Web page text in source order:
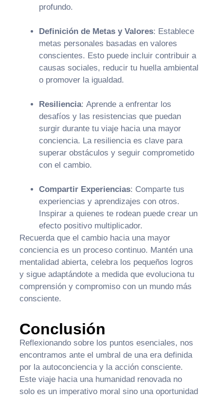
profundo.
Definición de Metas y Valores: Establece
metas personales basadas en valores
conscientes. Esto puede incluir contribuir a
causas sociales, reducir tu huella ambiental
o promover la igualdad.
Resiliencia: Aprende a enfrentar los
desafíos y las resistencias que puedan
surgir durante tu viaje hacia una mayor
conciencia. La resiliencia es clave para
superar obstáculos y seguir comprometido
con el cambio.
Compartir Experiencias: Comparte tus
experiencias y aprendizajes con otros.
Inspirar a quienes te rodean puede crear un
efecto positivo multiplicador.
Recuerda que el cambio hacia una mayor
conciencia es un proceso continuo. Mantén una
mentalidad abierta, celebra los pequeños logros
y sigue adaptándote a medida que evoluciona tu
comprensión y compromiso con un mundo más
consciente.
Conclusión
Reflexionando sobre los puntos esenciales, nos
encontramos ante el umbral de una era definida
por la autoconciencia y la acción consciente.
Este viaje hacia una humanidad renovada no
solo es un imperativo moral sino una oportunidad